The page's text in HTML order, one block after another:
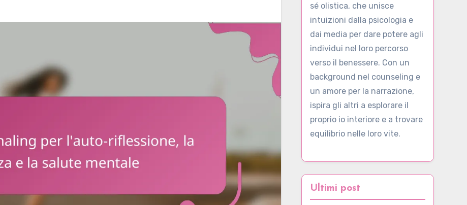
sé olistica, che unisce
intuizioni dalla psicologia e
dai media per dare potere agli
individui nel loro percorso
verso il benessere. Con un
background nel counseling e
un amore per la narrazione,
ispira gli altri a esplorare il
proprio io interiore e a trovare
equilibrio nelle loro vite.
Ultimi post